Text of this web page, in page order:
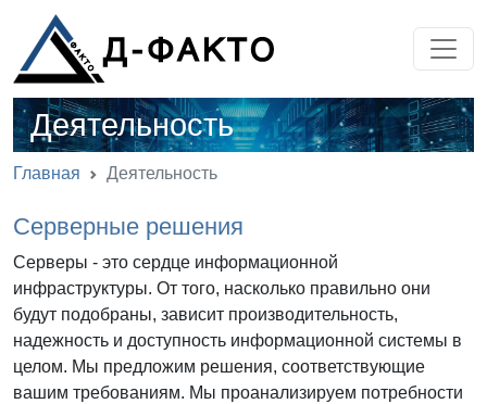
Деятельность
Главная Деятельность
Серверные решения
Серверы - это сердце информационной
инфраструктуры. От того, насколько правильно они
будут подобраны, зависит производительность,
надежность и доступность информационной системы в
целом. Мы предложим решения, соответствующие
вашим требованиям. Мы проанализируем потребности